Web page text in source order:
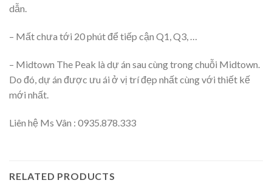
dẫn.
– Mất chưa tới 20 phút để tiếp cận Q1, Q3, …
– Midtown The Peak là dự án sau cùng trong chuỗi Midtown.
Do đó, dự án được ưu ái ở vị trí đẹp nhất cùng với thiết kế
mới nhất.
Liên hệ Ms Vân : 0935.878.333
RELATED PRODUCTS